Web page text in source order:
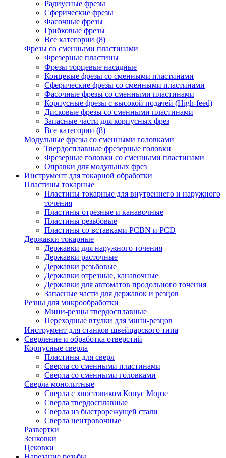
Радиусные фрезы
Сферические фрезы
Фасочные фрезы
Грибковые фрезы
Все категории (8)
Фрезы со сменными пластинами
Фрезерные пластины
Фрезы торцевые насадные
Концевые фрезы со сменными пластинами
Сферические фрезы со сменными пластинами
Фасочные фрезы со сменными пластинами
Корпусные фрезы с высокой подачей (High-feed)
Дисковые фрезы со сменными пластинами
Запасные части для корпусных фрез
Все категории (8)
Модульные фрезы со сменными головками
Твердосплавные фрезерные головки
Фрезерные головки со сменными пластинами
Оправки для модульных фрез
Инструмент для токарной обработки
Пластины токарные
Пластины токарные для внутреннего и наружного
точения
Пластины отрезные и канавочные
Пластины резьбовые
Пластины со вставками PCBN и PCD
Державки токарные
Державки для наружного точения
Державки расточные
Державки резьбовые
Державки отрезные, канавочные
Державки для автоматов продольного точения
Запасные части для державок и резцов
Резцы для микрообработки
Мини-резцы твердосплавные
Переходные втулки для мини-резцов
Инструмент для станков швейцарского типа
Сверление и обработка отверстий
Корпусные сверла
Пластины для сверл
Сверла со сменными пластинами
Сверла со сменными головками
Сверла монолитные
Сверла с хвостовиком Конус Морзе
Сверла твердосплавные
Сверла из быстрорежущей стали
Сверла центровочные
Развертки
Зенковки
Цековки